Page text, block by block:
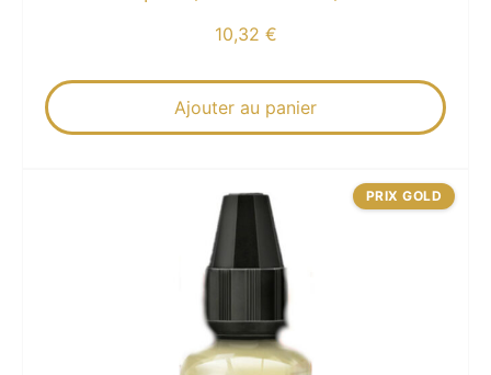
10,32 €
Ajouter au panier
PRIX GOLD